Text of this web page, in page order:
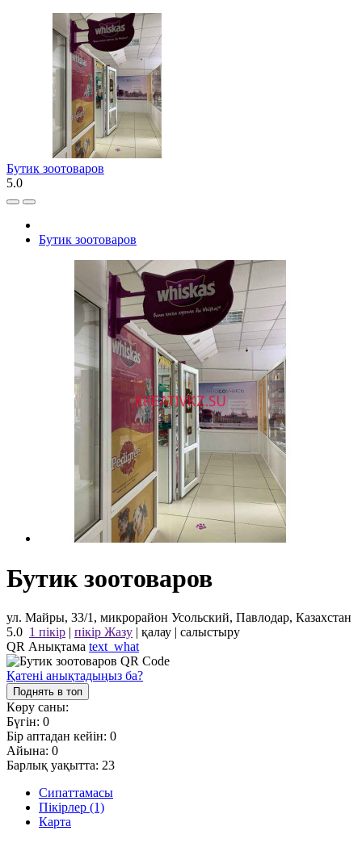
Бутик зоотоваров
5.0
Бутик зоотоваров
Бутик зоотоваров
ул. Майры, 33/1, микрорайон Усольский, Павлодар, Казахстан
5.0 1 пікір | пікір Жазу | қалау | салыстыру
QR Анықтама text_what
Қатені анықтадыңыз ба?
Поднять в топ
Көру саны:
Бүгін: 0
Бір аптадан кейін: 0
Айына: 0
Барлық уақытта: 23
Сипаттамасы
Пікірлер (1)
Карта